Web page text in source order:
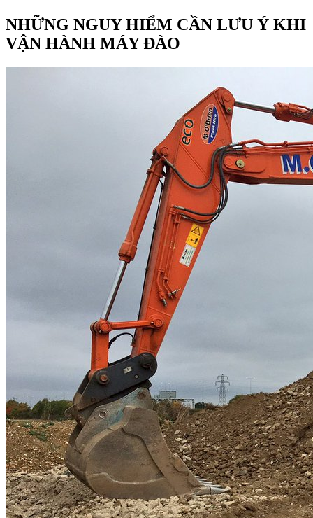
NHỮNG NGUY HIỂM CẦN LƯU Ý KHI
VẬN HÀNH MÁY ĐÀO